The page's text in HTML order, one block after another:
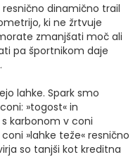
dinamično trail
ki ne žrtvuje
zmanjšati moč ali
pa športnikom daje
lahke. Spark smo
»togost« in
s karbonom v coni
»lahke teže« resnično
so tanjši kot kreditna